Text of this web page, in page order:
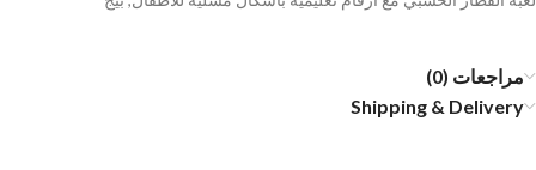
مراجعات (0)
Shipping & Delivery